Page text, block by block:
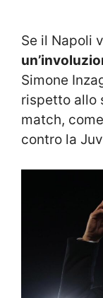
Se il Napoli
Simone
rispetto allo
match,
contro la